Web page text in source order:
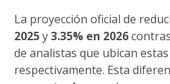
La proyección oficial de
2025y3.35% en 2026
de analistas que ubican
respectivamente. Esta